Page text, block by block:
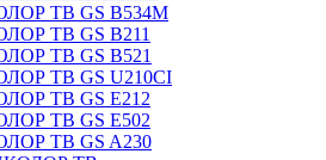
ТВ GS B534M
ТВ GS B211
ТВ GS B521
ТВ GS U210CI
ТВ GS E212
ТВ GS E502
ТВ GS A230